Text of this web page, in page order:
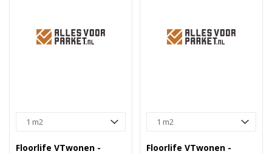
Floorlife VTwonen -
Floorlife VTwonen -